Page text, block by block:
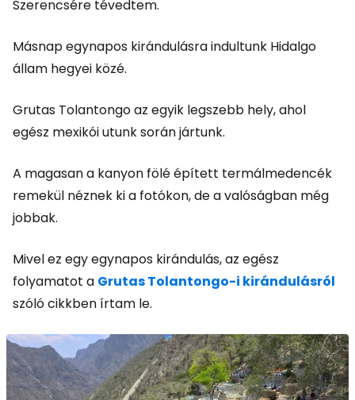
Szerencsére tévedtem.
Másnap egynapos kirándulásra indultunk Hidalgo
állam hegyei közé.
Grutas Tolantongo az egyik legszebb hely, ahol
egész mexikói utunk során jártunk.
A magasan a kanyon fölé épített termálmedencék
remekül néznek ki a fotókon, de a valóságban még
jobbak.
Mivel ez egy egynapos kirándulás, az egész
folyamatot a Grutas Tolantongo-i kirándulásról
szóló cikkben írtam le.